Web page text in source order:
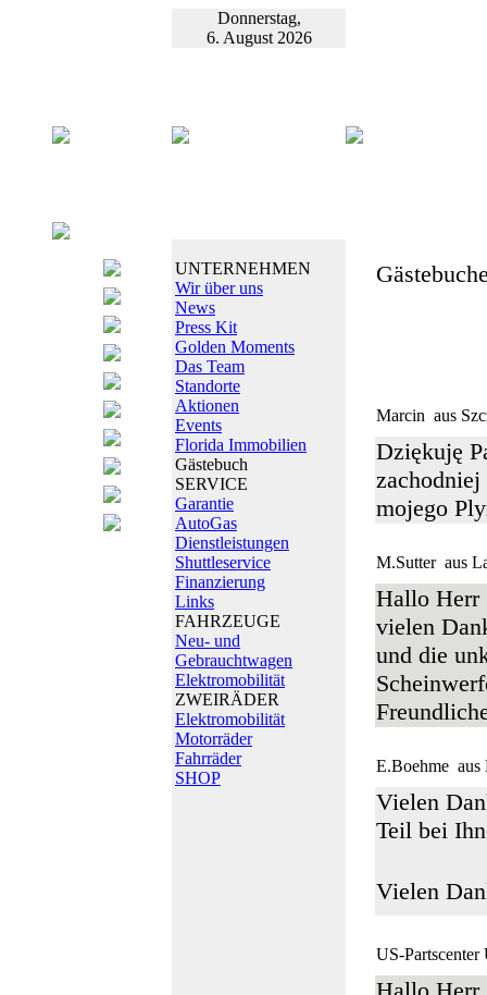
Donnerstag,
6. August 2026
UNTERNEHMEN
Wir über uns
News
Press Kit
Golden Moments
Das Team
Standorte
Aktionen
Events
Florida Immobilien
Gästebuch
SERVICE
Garantie
AutoGas
Dienstleistungen
Shuttleservice
Finanzierung
Links
FAHRZEUGE
Neu- und
Gebrauchtwagen
Elektromobilität
ZWEIRÄDER
Elektromobilität
Motorräder
Fahrräder
SHOP
Marcin aus
Dziękuję
zachodniej
mojego
M.Sutter aus
Hallo Herr
vielen
und die
E.Boehme aus
Vielen
Teil bei
Vielen
US-Partscenter